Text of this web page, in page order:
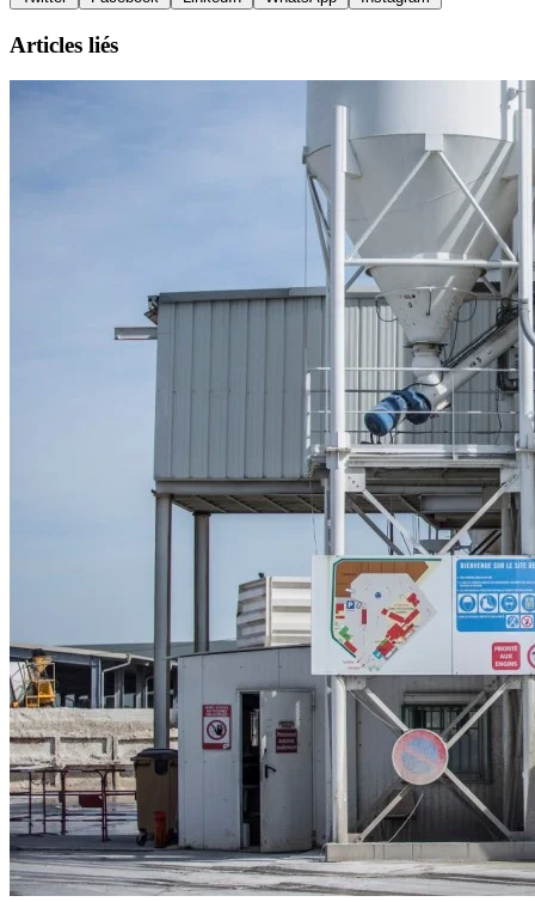
Articles liés